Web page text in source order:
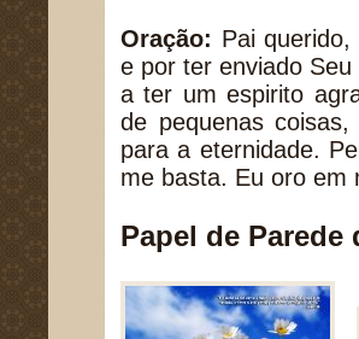
Oração: Pai
e por ter enviado
a ter um espirito
de pequenas
para a eternidade.
me basta. Eu oro em
Papel de Parede